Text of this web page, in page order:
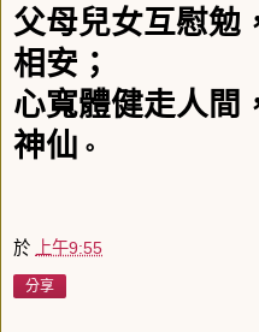
父母兒女互慰勉
相安；
心寬體健走人間
神仙 。
於 上午9:55
分享